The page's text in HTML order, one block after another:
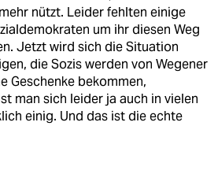
nützt. Leider fehlten einige
um ihr diesen Weg
Jetzt wird sich die Situation
die Sozis werden von Wegener
Geschenke bekommen,
man sich leider ja auch in vielen
einig. Und das ist die echte